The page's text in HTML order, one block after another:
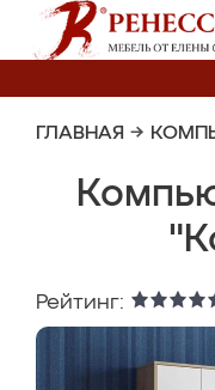
ГЛАВНАЯ →
Рейтинг: